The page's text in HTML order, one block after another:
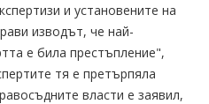
и установените на
изводът, че най-
е била престъпление",
тя е претърпяла
власти е заявил,